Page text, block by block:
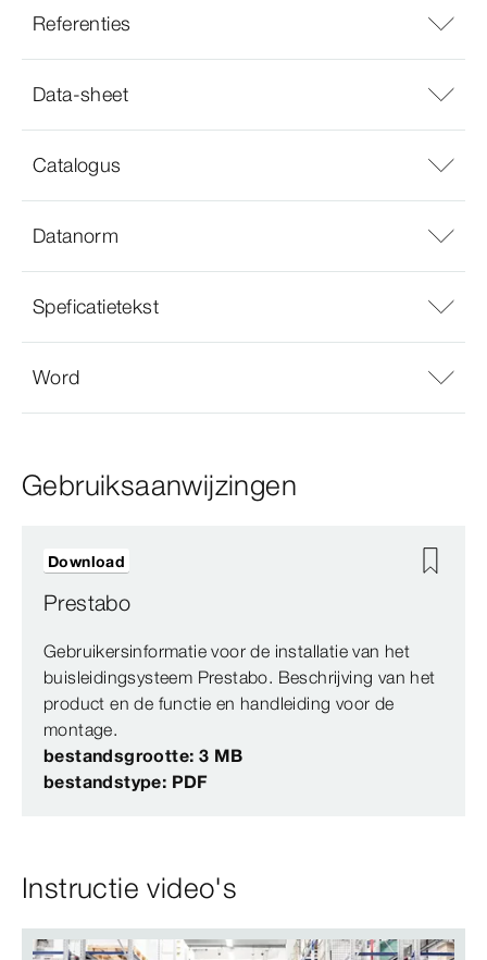
Referenties
Data-sheet
Catalogus
Datanorm
Speficatietekst
Word
Gebruiksaanwijzingen
Prestabo
Gebruikersinformatie voor de installatie van het
buisleidingsysteem Prestabo. Beschrijving van het
product en de functie en handleiding voor de
montage.
bestandsgrootte: 3 MB
bestandstype: PDF
Download
Instructie video's